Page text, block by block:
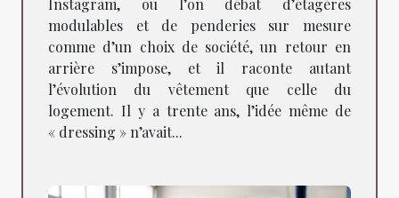
Instagram, où l’on débat d’étagères
modulables et de penderies sur mesure
comme d’un choix de société, un retour en
arrière s’impose, et il raconte autant
l’évolution du vêtement que celle du
logement. Il y a trente ans, l’idée même de
« dressing » n’avait...